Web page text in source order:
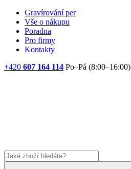
Gravírování per
Vše o nákupu
Poradna
Pro firmy
Kontakty
+420 607 164 114 Po–Pá (8:00–16:00)